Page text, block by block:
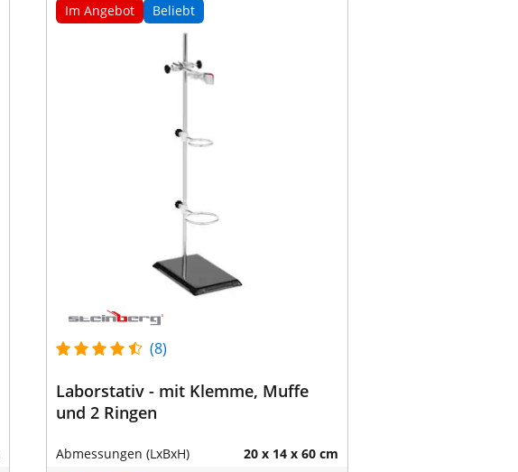
Im Angebot Beliebt
(8)
Laborstativ - mit Klemme, Muffe
und 2 Ringen
Abmessungen (LxBxH) 20 x 14 x 60 cm